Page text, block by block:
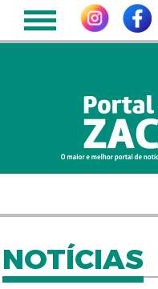
NOTÍCIAS